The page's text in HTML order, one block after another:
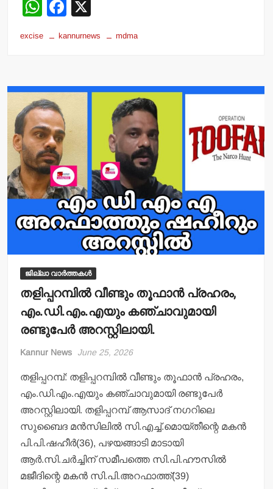
W
at
A
p
p
F
c
b
o
k
excise kannurnews mdma
ജില്ലാ വാർത്തകൾ
തളിപ്പറമ്പില്‍ വീണ്ടും തൂഫാന്‍ പ്രഹരം,
എം.ഡി.എം.എയും കഞ്ചാവുമായി
രണ്ടുപേര്‍ അറസ്റ്റിലായി.
Kannur News June 25, 2026
തളിപ്പറമ്പ്: തളിപ്പറമ്പില്‍ വീണ്ടും തൂഫാന്‍ പ്രഹരം,
എം.ഡി.എം.എയും കഞ്ചാവുമായി രണ്ടുപേര്‍
അറസ്റ്റിലായി. തളിപ്പറമ്പ് ആസാദ് നഗറിലെ
സുബൈദ മന്‍സിലില്‍ സി.എച്ച്.മൊയ്തീന്റെ മകന്‍
പി.പി.ഷഹീര്‍(36), പഴയങ്ങാടി മാടായി
ആര്‍.സി.ചര്‍ച്ചിന് സമീപത്തെ സി.പി.ഹൗസില്‍
മജീദിന്റെ മകന്‍ സി.പി.അറഫാത്ത്(39)